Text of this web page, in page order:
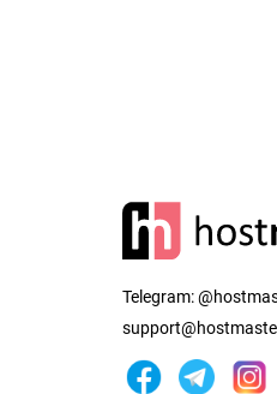
Telegram: